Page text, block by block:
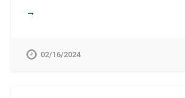
→
02/16/2024